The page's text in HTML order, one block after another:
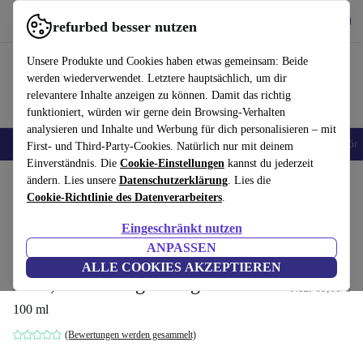
refurbed besser nutzen
Unsere Produkte und Cookies haben etwas gemeinsam: Beide
werden wiederverwendet. Letztere hauptsächlich, um dir
relevantere Inhalte anzeigen zu können. Damit das richtig
funktioniert, würden wir gerne dein Browsing-Verhalten
analysieren und Inhalte und Werbung für dich personalisieren – mit
First- und Third-Party-Cookies. Natürlich nur mit deinem
Einverständnis. Die Cookie-Einstellungen kannst du jederzeit
ändern. Lies unsere Datenschutzerklärung. Lies die
Cookie-Richtlinie des Datenverarbeiters.
Eingeschränkt nutzen
ANPASSEN
ALLE COOKIES AKZEPTIEREN
refurbed schnell und einfach nutzen
🎒 Back to school Handys Laptops Tablets Smartwatches Zubehör
Home Produkte Haushalt Zubehör für Haushaltsgeräte
Dyson Chitosan™ Pre-Styling
Creme für glattes bis welliges
Haar, reichhaltige Pflege
100 ml
(Bewertungen werden gesammelt)
,00 €
Neu:69,00 €